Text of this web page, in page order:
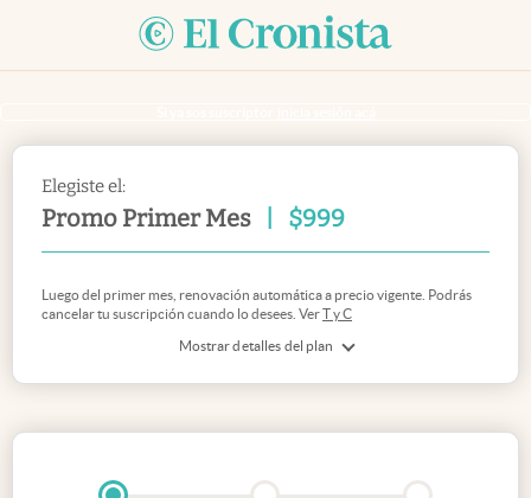
Elegiste el:
Promo Primer Mes $999
Mostrar detalles del plan
Luego del primer mes, renovación automática a precio vigente. Podrás
cancelar tu suscripción cuando lo desees. VerT y C